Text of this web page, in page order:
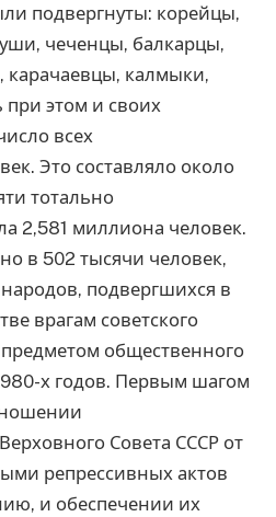
подвергнуты: корейцы,
чеченцы, балкарцы,
карачаевцы, калмыки,
этом и своих
всех
Это составляло около
тотально
2,581 миллиона человек.
в 502 тысячи человек,
подвергшихся в
врагам советского
общественного
х годов. Первым шагом
Совета СССР от
репрессивных актов
и обеспечении их